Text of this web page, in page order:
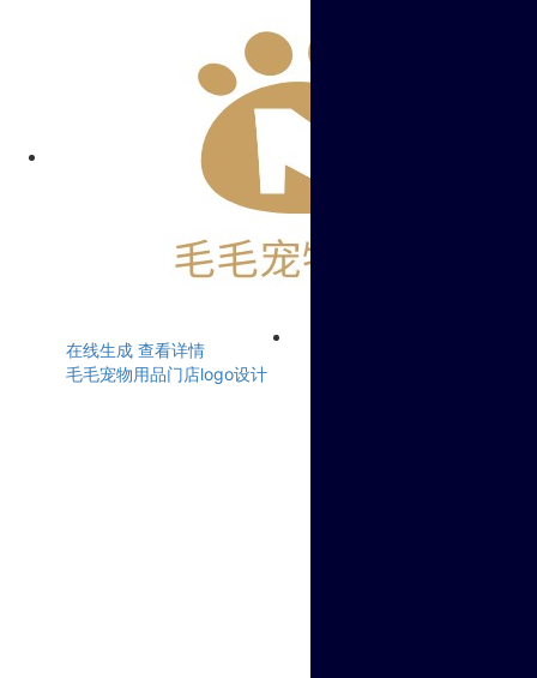
在线生成 查看详情
毛毛宠物用品门店logo设计